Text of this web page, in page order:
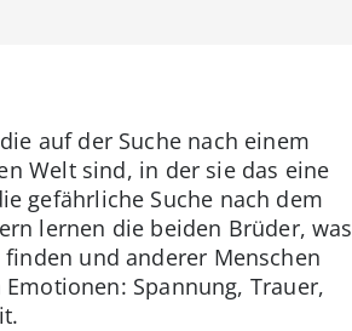
auf der Suche nach einem
Welt sind, in der sie das eine
gefährliche Suche nach dem
lernen die beiden Brüder, was
und anderer Menschen
Spannung, Trauer,